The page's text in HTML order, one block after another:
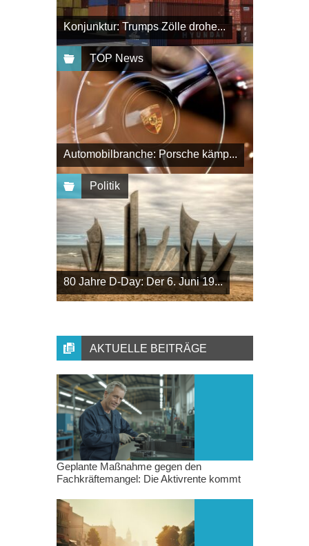
Konjunktur: Trumps Zölle drohe...
TOP News
Automobilbranche: Porsche kämp...
Politik
80 Jahre D-Day: Der 6. Juni 19...
AKTUELLE BEITRÄGE
Geplante Maßnahme gegen den
Fachkräftemangel: Die Aktivrente kommt